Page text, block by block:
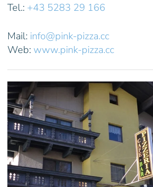
Tel.: +43 5283 29 166
Mail: info@pink-pizza.cc
Web: www.pink-pizza.cc